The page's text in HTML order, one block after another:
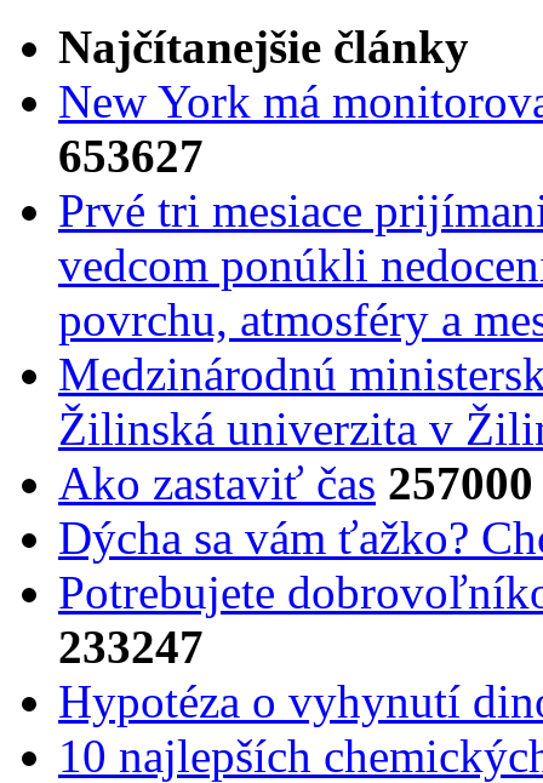
Najčítanejšie články
New York má
653627
Prvé tri mesiace
vedcom ponúkli
povrchu, atmosféry a
Medzinárodnú
Žilinská univerzita v
Ako zastaviť čas 257000
Dýcha sa vám ťažko?
Potrebujet​e
233247
Hypotéza o vyhynutí
10 najlepších